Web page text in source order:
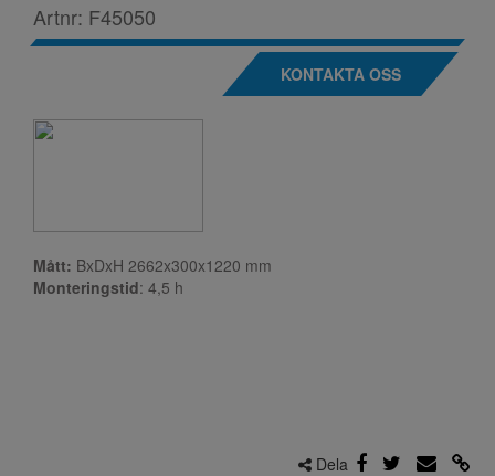
Artnr: F45050
KONTAKTA OSS
Mått: BxDxH 2662x300x1220 mm
Monteringstid: 4,5 h
Dela